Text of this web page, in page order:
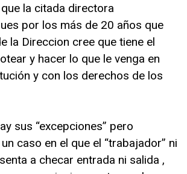
la citada directora
por los más de 20 años que
la Direccion cree que tiene el
y hacer lo que le venga en
y con los derechos de los
sus “excepciones” pero
caso en el que el “trabajador” ni
a checar entrada ni salida ,